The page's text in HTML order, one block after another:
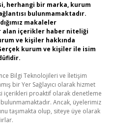
herhangi bir marka, kurum
bulunmamaktadır.
makaleler
alan içerikler haber niteliği
ve kişiler hakkında
kurum ve kişiler ile isim
Bilgi Teknolojileri ve İletişim
bir Yer Sağlayıcı olarak hizmet
içerikleri proaktif olarak denetleme
Ancak, üyelerimiz
taşımakta olup, siteye üye olarak